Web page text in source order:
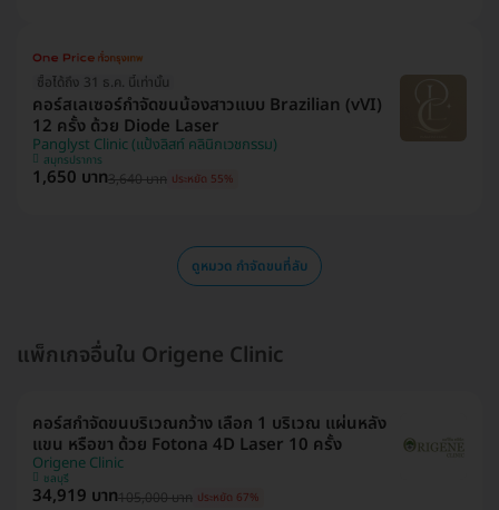
ซื้อได้ถึง 31 ธ.ค. นี้เท่านั้น
คอร์สเลเซอร์กำจัดขนน้องสาวแบบ Brazilian (vVI)
12 ครั้ง ด้วย Diode Laser
Panglyst Clinic (แป้งลิสท์ คลินิกเวชกรรม)
สมุทรปราการ
1,650 บาท3,640 บาท ประหยัด 55%
ดูหมวด กำจัดขนที่ลับ
แพ็กเกจอื่นใน Origene Clinic
คอร์สกำจัดขนบริเวณกว้าง เลือก 1 บริเวณ แผ่นหลัง
แขน หรือขา ด้วย Fotona 4D Laser 10 ครั้ง
Origene Clinic
ชลบุรี
34,919 บาท105,000 บาท ประหยัด 67%